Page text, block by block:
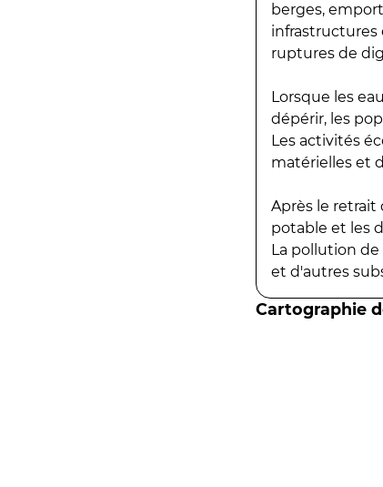
berges,
infrastructures
ruptures de
Lorsque les
dépérir, les
Les activités
matérielles et
Après le retrait
potable et les
La pollution
et d'autres
Cartographie